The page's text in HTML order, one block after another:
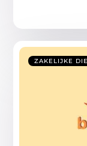
ZAKELIJKE